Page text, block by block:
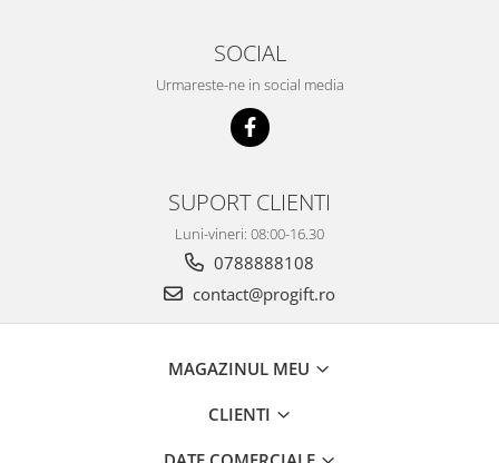
SOCIAL
Urmareste-ne in social media
SUPORT CLIENTI
Luni-vineri: 08:00-16.30
0788888108
contact@progift.ro
MAGAZINUL MEU
CLIENTI